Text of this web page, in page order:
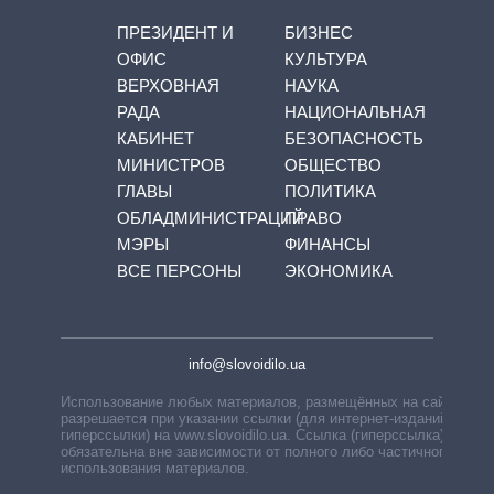
ПРЕЗИДЕНТ И
ОФИС
ВЕРХОВНАЯ
РАДА
КАБИНЕТ
МИНИСТРОВ
ГЛАВЫ
ОБЛАДМИНИСТРАЦИЙ
МЭРЫ
ВСЕ ПЕРСОНЫ
БИЗНЕС
КУЛЬТУРА
НАУКА
НАЦИОНАЛЬНАЯ
БЕЗОПАСНОСТЬ
ОБЩЕСТВО
ПОЛИТИКА
ПРАВО
ФИНАНСЫ
ЭКОНОМИКА
info@slovoidilo.ua
Использование любых материалов, размещённых на сайте,
разрешается при указании ссылки (для интернет-изданий —
гиперссылки) на www.slovoidilo.ua. Ссылка (гиперссылка)
обязательна вне зависимости от полного либо частичного
использования материалов.